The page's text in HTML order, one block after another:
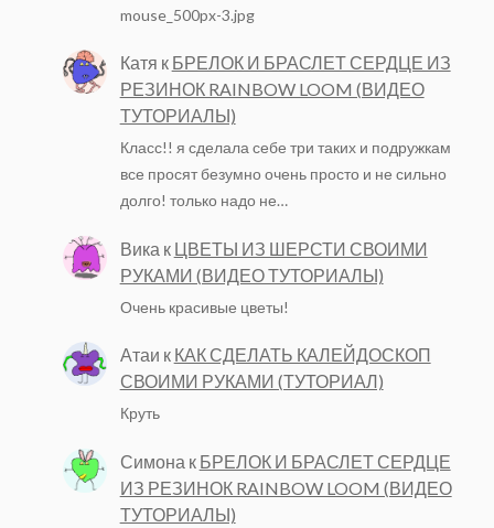
mouse_500px-3.jpg
Катя к БРЕЛОК И БРАСЛЕТ СЕРДЦЕ ИЗ
РЕЗИНОК RAINBOW LOOM (ВИДЕО
ТУТОРИАЛЫ)
Класс!! я сделала себе три таких и подружкам
все просят безумно очень просто и не сильно
долго! только надо не…
Вика к ЦВЕТЫ ИЗ ШЕРСТИ СВОИМИ
РУКАМИ (ВИДЕО ТУТОРИАЛЫ)
Очень красивые цветы!
Атаи к КАК СДЕЛАТЬ КАЛЕЙДОСКОП
СВОИМИ РУКАМИ (ТУТОРИАЛ)
Круть
Симона к БРЕЛОК И БРАСЛЕТ СЕРДЦЕ
ИЗ РЕЗИНОК RAINBOW LOOM (ВИДЕО
ТУТОРИАЛЫ)